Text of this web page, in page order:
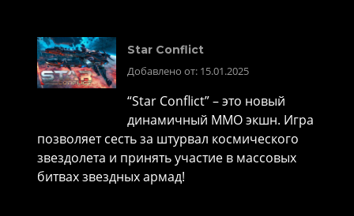
Star Conflict
Добавлено от: 15.01.2025
“Star Conflict” – это новый
динамичный MMO экшн. Игра
позволяет сесть за штурвал космического
звездолета и принять участие в массовых
битвах звездных армад!